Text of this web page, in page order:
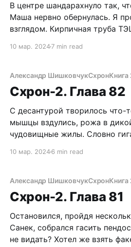
В центре шандарахнуло так,
Маша нервно обернулась. Я
взглядом. Кирпичная труба
а рухнула, вздымая тучи
усмехнувшись, подумал я и
прерванному занятию. Вскоре
10 мар. 20247 min read
Александр ШишковчукСхронКнига
Схрон-2. Глава 82
С десантурой творилось что-
мышцы вздулись, рожа в
чудовищные жилы. Словно
разразиться адским шквалом
на Вована. Прощай,
наглухо сдвинут на всю
10 мар. 20246 min read
Александр ШишковчукСхронКнига
Схрон-2. Глава 81
Остановился, пройдя
Санек, собрался гасить
не видать? Хотел же взять